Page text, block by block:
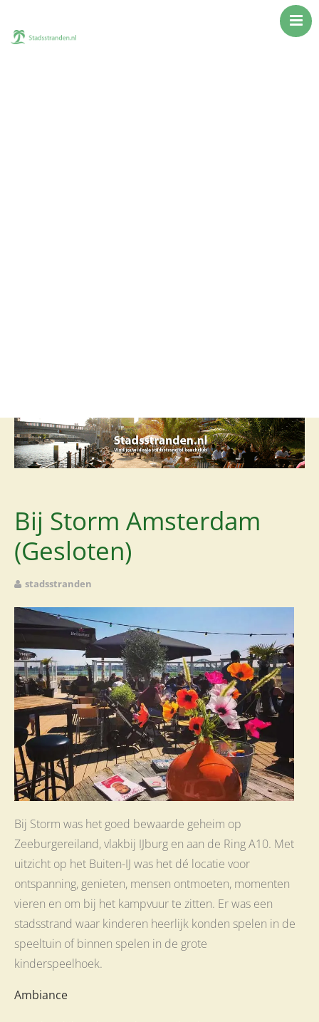
Beachclub
Lounge
Club
Rooftop
Foodcourt
Bij Storm Amsterdam
(Gesloten)
stadsstranden
Bij Storm was het goed bewaarde geheim op
Zeeburgereiland, vlakbij IJburg en aan de Ring A10. Met
uitzicht op het Buiten-IJ was het dé locatie voor
ontspanning, genieten, mensen ontmoeten, momenten
vieren en om bij het kampvuur te zitten. Er was een
stadsstrand waar kinderen heerlijk konden spelen in de
speeltuin of binnen spelen in de grote
kinderspeelhoek.
Ambiance